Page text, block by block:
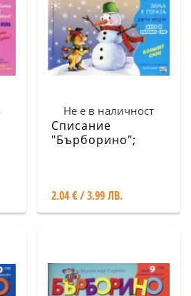
Не е в наличност
Списание
"Бърборино";
2.04 € / 3.99 ЛВ.